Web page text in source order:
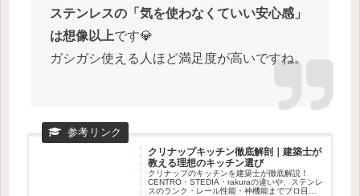
ステンレスの「気を使わなくていい安心感」
は想像以上です💎
ガシガシ使える人ほど満足度が高いですね。
クリナップキッチン徹底解剖｜建築士が
教える理想のキッチン選び
クリナップのキッチンを建築士が徹底解説！
CENTRO・STEDIA・rakuraの違いや、ステンレ
スのランク・レール性能・神機能までプロ目線